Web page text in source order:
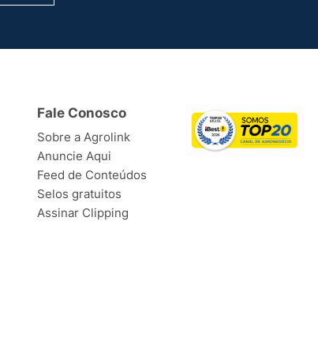
Fale Conosco
Sobre a Agrolink
Anuncie Aqui
Feed de Conteúdos
Selos gratuitos
Assinar Clipping